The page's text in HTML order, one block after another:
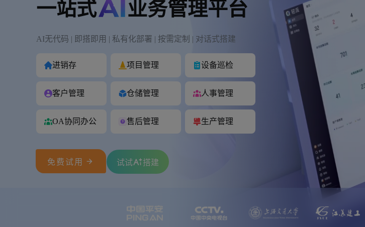
一站式
业务管理平台
AI无代码 | 即搭即用 | 私有化部署 | 按需定制 | 对话式搭建
进销存 项目管理 设备巡检
客户管理 仓储管理 人事管理
OA协同办公 售后管理 生产管理
免费试用  试试 搭建